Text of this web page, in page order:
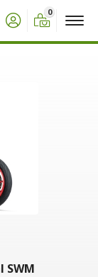
0
SWM